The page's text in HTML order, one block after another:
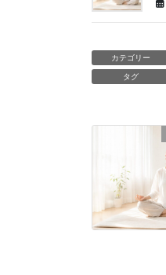
カテゴリー
タグ